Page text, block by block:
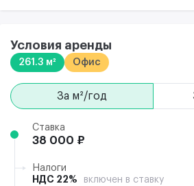
Условия аренды
261.3 м² Офис
за м²/год
Ставка
38 000 ₽
Налоги
НДС 22%
включен в ставку